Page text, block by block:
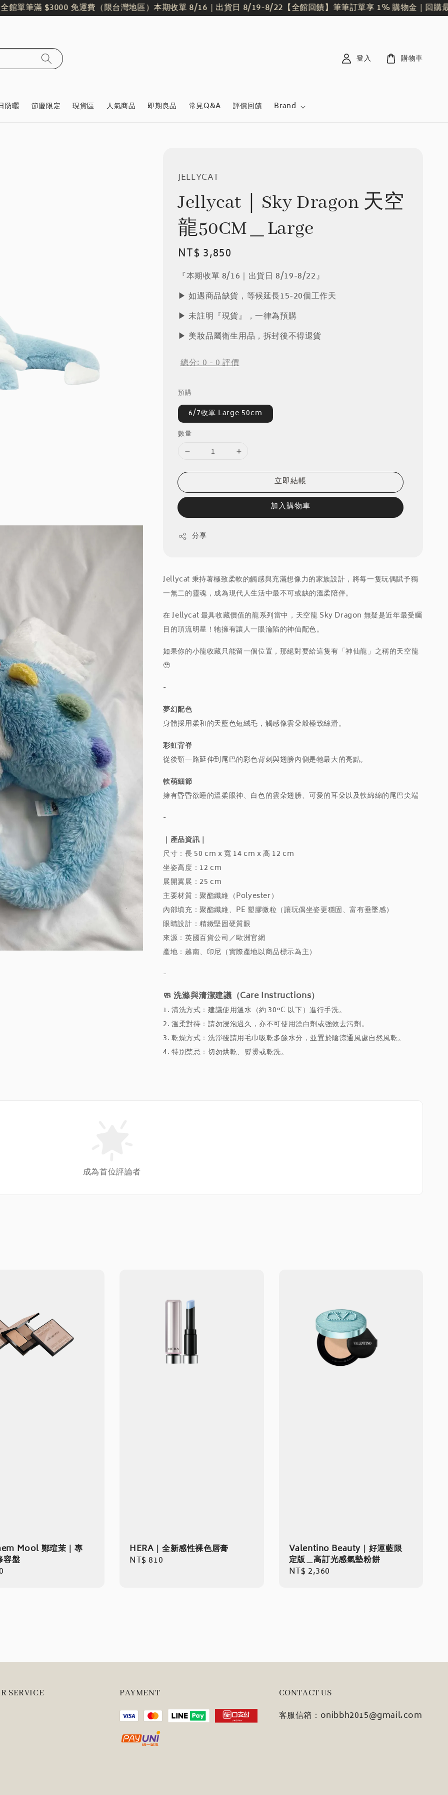
筆滿 $3000 免運費（限台灣地區）本期收單 8/16｜出貨日 8/19-8/22【全館回饋】筆筆訂單享 1% 購物金｜回購最划
防曬 節慶限定 現貨區 人氣商品 即期良品 常見Q&A 評價回饋 Brand
登入 購物車
JELLYCAT
Jellycat｜Sky Dragon 天空
龍50CM＿Large
Regular
price
NT$ 3,850
『本期收單 8/16｜出貨日 8/19-8/22』
▶︎ 如遇商品缺貨，等候延長15-20個工作天
▶︎ 未註明『現貨』，一律為預購
▶︎ 美妝品屬衛生用品，拆封後不得退貨
總分:0-0評價
預購
6/7收單 Large 50cm
數量
立即結帳
加入購物車
分享
Jellycat 秉持著極致柔軟的觸感與充滿想像力的家族設計，將每一隻玩偶賦予獨
一無二的靈魂，成為現代人生活中最不可或缺的溫柔陪伴。
在 Jellycat 最具收藏價值的龍系列當中，天空龍 Sky Dragon 無疑是近年最受矚
目的頂流明星！牠擁有讓人一眼淪陷的神仙配色。
如果你的小龍收藏只能留一個位置，那絕對要給這隻有「神仙龍」之稱的天空龍
🥹
-
夢幻配色
身體採用柔和的天藍色短絨毛，觸感像雲朵般極致絲滑。
彩虹背脊
從後頸一路延伸到尾巴的彩色背刺與翅膀內側是牠最大的亮點。
軟萌細節
擁有昏昏欲睡的溫柔眼神、白色的雲朵翅膀、可愛的耳朵以及軟綿綿的尾巴尖端
-
｜產品資訊｜
尺寸：長 50 cm x 寬 14 cm x 高 12 cm
坐姿高度：12 cm
展開翼展：25 cm
主要材質：聚酯纖維（Polyester）
內部填充：聚酯纖維、PE 塑膠微粒（讓玩偶坐姿更穩固、富有垂墜感）
眼睛設計：精緻堅固硬質眼
來源：英國百貨公司／歐洲官網
產地：越南、印尼（實際產地以商品標示為主）
-
🧼 洗滌與清潔建議（Care Instructions）
1. 清洗方式：建議使用溫水（約 30°C 以下）進行手洗。
2. 溫柔對待：請勿浸泡過久，亦不可使用漂白劑或強效去污劑。
3. 乾燥方式：洗淨後請用毛巾吸乾多餘水分，並置於陰涼通風處自然風乾。
4. 特別禁忌：切勿烘乾、熨燙或乾洗。
成為首位評論者
Mool 鄭瑄茉｜專
容盤
HERA｜全新感性裸色唇膏
Regular
NT$ 810
Valentino Beauty｜好運藍限
定版＿高訂光感氣墊粉餅
Regular
NT$ 2,360
SERVICE PAYMENT CONTACT US
客服信箱：onibbh2015@gmail.com